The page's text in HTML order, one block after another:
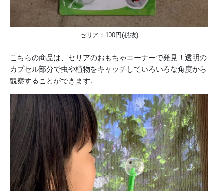
セリア：100円(税抜)
こちらの商品は、セリアのおもちゃコーナーで発見！透明の
カプセル部分で虫や植物をキャッチしていろいろな角度から
観察することができます。